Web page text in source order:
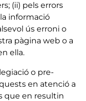
(ii) pels errors
informació
ús erroni o
pàgina web o a
ella.
o pre-
en atenció a
que en resultin